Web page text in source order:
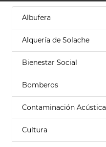
Albufera
Alquería de Solache
Bienestar Social
Bomberos
Contaminación Acústica
Cultura